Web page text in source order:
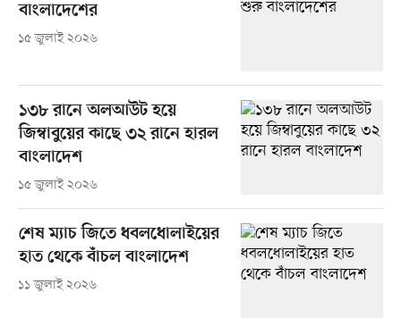
বাংলাদেশের
১৫ জুলাই ২০২৬
১৩৮ রানে অলআউট হয়ে
জিম্বাবুয়ের কাছে ৩২ রানে হারল
বাংলাদেশ
১৫ জুলাই ২০২৬
শেষ ম্যাচ জিতে ধবলধোলাইয়ের
হাত থেকে বাঁচল বাংলাদেশ
১১ জুলাই ২০২৬